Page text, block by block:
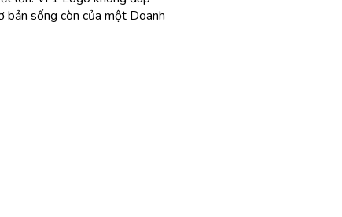
bản sống còn của một Doanh